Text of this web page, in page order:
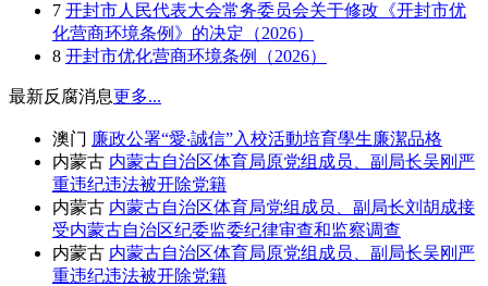
7 开封市人民代表大会常务委员会关于修改《开封市优
化营商环境条例》的决定（2026）
8 开封市优化营商环境条例（2026）
最新反腐消息更多...
澳门 廉政公署“愛‧誠信”入校活動培育學生廉潔品格
内蒙古 内蒙古自治区体育局原党组成员、副局长吴刚严
重违纪违法被开除党籍
内蒙古 内蒙古自治区体育局党组成员、副局长刘胡成接
受内蒙古自治区纪委监委纪律审查和监察调查
内蒙古 内蒙古自治区体育局原党组成员、副局长吴刚严
重违纪违法被开除党籍